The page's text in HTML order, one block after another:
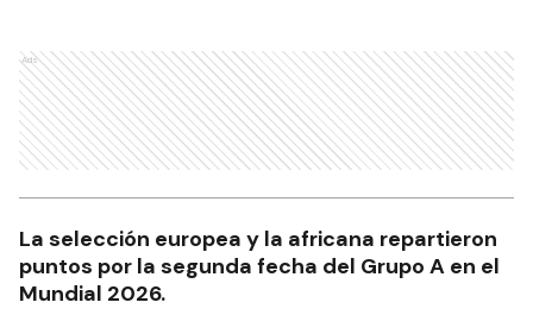
Ads
La selección europea y la africana repartieron
puntos por la segunda fecha del Grupo A en el
Mundial 2026.